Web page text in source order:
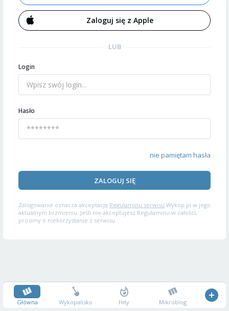
Zaloguj się z Apple
LUB
Login
Hasło
nie pamiętam hasła
ZALOGUJ SIĘ
Zalogowanie oznacza akceptację Regulaminu serwisu Wykop.pl w jego
aktualnym brzmieniu. Jeśli nie akceptujesz Regulaminu w całości,
prosimy o niekorzystanie z serwisu.
Główna Wykopalisko Hity Mikroblog